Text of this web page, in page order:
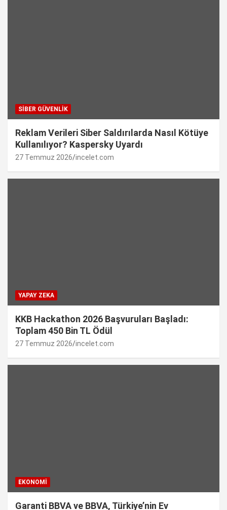
SIBER GÜVENLIK
Reklam Verileri Siber Saldırılarda Nasıl Kötüye
Kullanılıyor? Kaspersky Uyardı
27 Temmuz 2026 incelet.com
YAPAY ZEKA
KKB Hackathon 2026 Başvuruları Başladı:
Toplam 450 Bin TL Ödül
27 Temmuz 2026 incelet.com
EKONOMI
Garanti BBVA ve BBVA, Türkiye’nin Ev